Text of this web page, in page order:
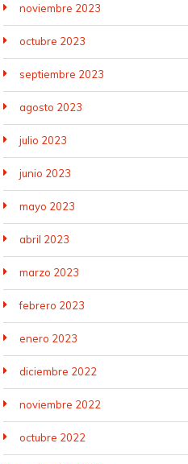
noviembre 2023
octubre 2023
septiembre 2023
agosto 2023
julio 2023
junio 2023
mayo 2023
abril 2023
marzo 2023
febrero 2023
enero 2023
diciembre 2022
noviembre 2022
octubre 2022